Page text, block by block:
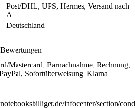
Post/DHL, UPS, Hermes, Versand nach
A
Deutschland
Mastercard, Barnachnahme, Rechnung,
Sofortüberweisung, Klarna
infocenter/section/